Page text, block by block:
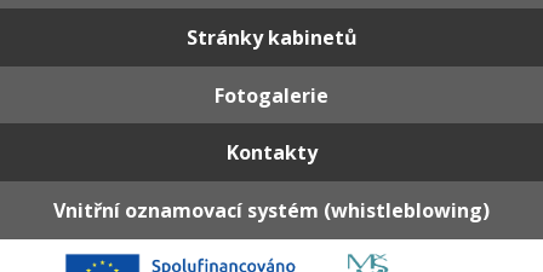
Stránky kabinetů
Fotogalerie
Kontakty
Vnitřní oznamovací systém (whistleblowing)